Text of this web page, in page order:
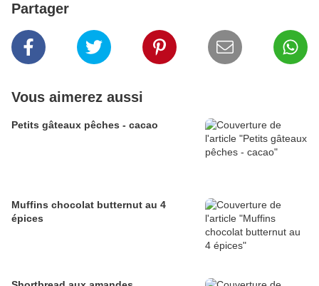
Partager
Vous aimerez aussi
Petits gâteaux pêches - cacao
Muffins chocolat butternut au 4
épices